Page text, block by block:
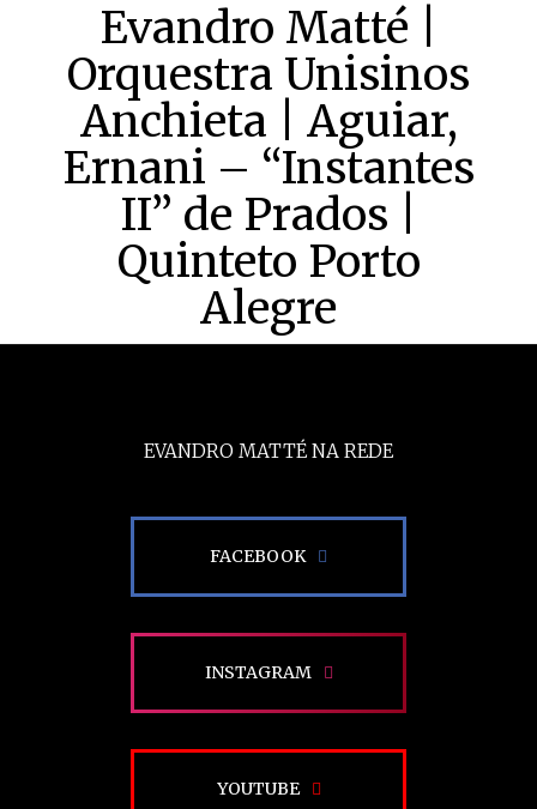
Evandro Matté |
Orquestra Unisinos
Anchieta | Aguiar,
Ernani – “Instantes
II” de Prados |
Quinteto Porto
Alegre
EVANDRO MATTÉ NA REDE
FACEBOOK
INSTAGRAM
YOUTUBE